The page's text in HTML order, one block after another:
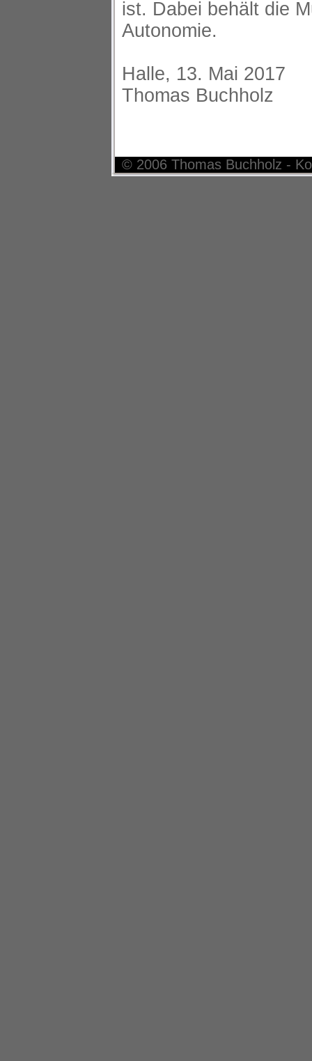
ist. Dabei behält die
Autonomie.
Halle, 13. Mai 2017
Thomas Buchholz
© 2006 Thomas Buchholz -